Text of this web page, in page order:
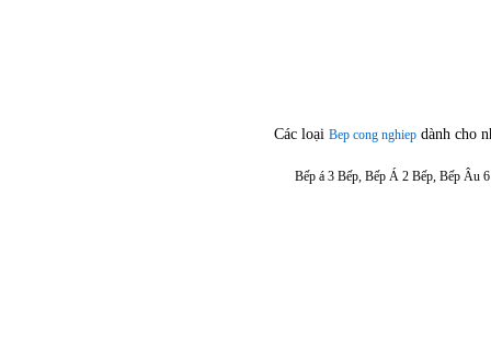
Các loại Bep cong nghiep dành cho
Bếp á 3 Bếp, Bếp Á 2 Bếp, Bếp Âu